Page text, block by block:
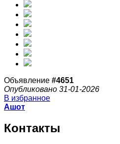
Объявление #4651
Опубликовано 31-01-2026
В избранное
Ашот
Контакты